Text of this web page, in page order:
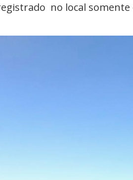
no local somente